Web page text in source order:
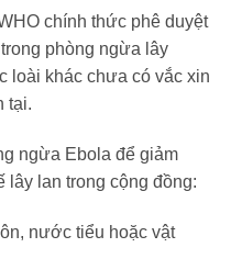
chính thức phê duyệt
phòng ngừa lây
loài khác chưa có vắc xin
tại.
ngừa Ebola để giảm
lây lan trong cộng đồng:
nước tiểu hoặc vật